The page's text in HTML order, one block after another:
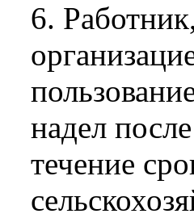
6.
надел
течение